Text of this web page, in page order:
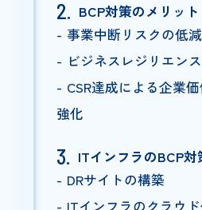
BCP対策のメリット
事業中断リスクの低減
ビジネスレジリエン
CSR達成による企業
強化
ITインフラのBCP対
DRサイトの構築
ITインフラのクラウ